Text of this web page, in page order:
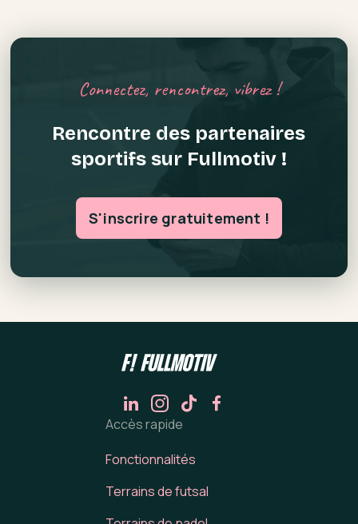
Connectez, rencontrez, vibrez !
Rencontre des partenaires
sportifs sur Fullmotiv !
S'inscrire gratuitement !
Accès rapide
Fonctionnalités
Terrains de futsal